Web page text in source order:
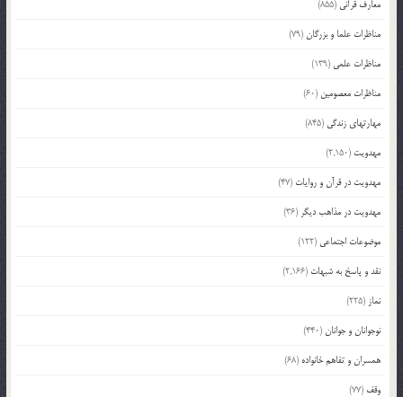
معارف قرآنی (855)
مناظرات علما و بزرگان(79)
مناظرات علمی (139)
مناظرات معصومین (60)
مهارتهای زندگی (845)
مهدویت (2,150)
مهدویت در قرآن و روایات (47)
مهدویت در مذاهب دیگر (36)
موضوعات اجتماعی (122)
نقد و پاسخ به شبهات (2,166)
نماز (225)
نوجوانان و جوانان(440)
همسران و تفاهم خانواده (68)
وقف (77)